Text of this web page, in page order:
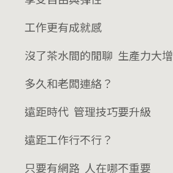
工作更有成就感
沒了茶水間的閒聊 生產力大增
多久和老闆連絡？
遠距時代 管理技巧要升級
遠距工作行不行？
只要有網路 人在哪不重要